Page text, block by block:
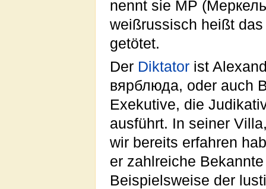
nennt sie MP
weißrussisch heißt
getötet.
Der Diktator ist
вярблюда, oder auch
Exekutive, die
ausführt. In seiner
wir bereits erfahren
er zahlreiche
Beispielsweise der